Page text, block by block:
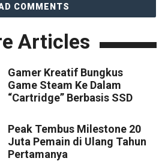
COMMENTS
Articles
Gamer Kreatif Bungkus
Game Steam Ke Dalam
“Cartridge” Berbasis SSD
Peak Tembus Milestone 20
Juta Pemain di Ulang Tahun
Pertamanya